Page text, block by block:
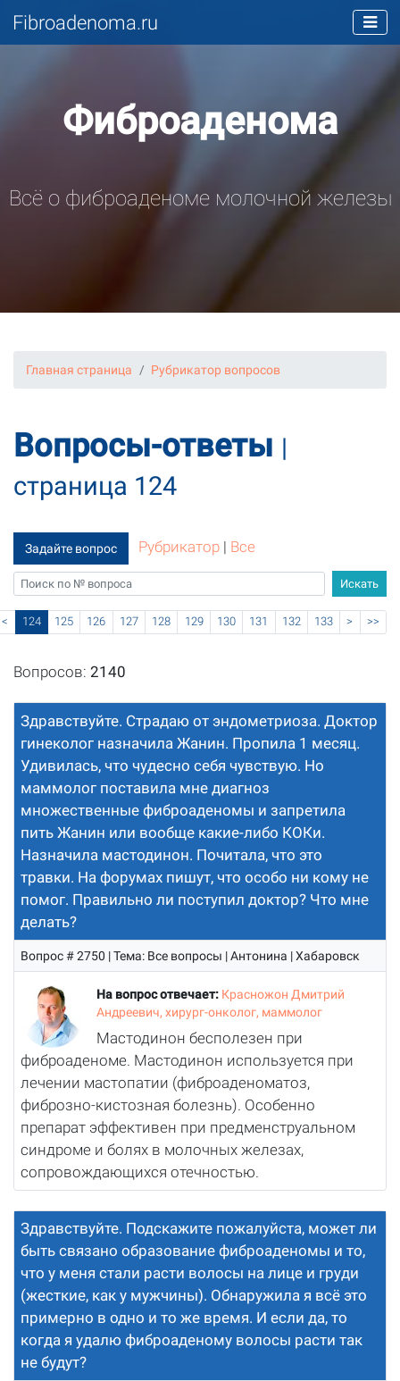
Fibroadenoma.ru
Фиброаденома
Всё о фиброаденоме молочной железы
Главная страница Рубрикатор вопросов
Вопросы-ответы |
страница 124
Задайте вопрос Рубрикатор| Все
< 124 125 126 127 128 129 130 131 132 133 > >>
Вопросов: 2140
Здравствуйте. Страдаю от эндометриоза. Доктор
гинеколог назначила Жанин. Пропила 1 месяц.
Удивилась, что чудесно себя чувствую. Но
маммолог поставила мне диагноз
множественные фиброаденомы и запретила
пить Жанин или вообще какие-либо КОКи.
Назначила мастодинон. Почитала, что это
травки. На форумах пишут, что особо ни кому не
помог. Правильно ли поступил доктор? Что мне
делать?
Вопрос # 2750 | Тема: Все вопросы | Антонина | Хабаровск
На вопрос отвечает: Красножон Дмитрий
Андреевич, хирург-онколог, маммолог
Мастодинон бесполезен при
фиброаденоме. Мастодинон используется при
лечении мастопатии (фиброаденоматоз,
фиброзно-кистозная болезнь). Особенно
препарат эффективен при предменструальном
синдроме и болях в молочных железах,
сопровождающихся отечностью.
Здравствуйте. Подскажите пожалуйста, может ли
быть связано образование фиброаденомы и то,
что у меня стали расти волосы на лице и груди
(жесткие, как у мужчины). Обнаружила я всё это
примерно в одно и то же время. И если да, то
когда я удалю фиброаденому волосы расти так
не будут?